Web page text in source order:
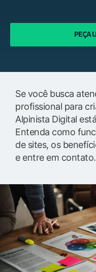
PEÇA
Se você busca
profissional para
Alpinista Digital
Entenda como
de sites, os
e entre em contato.